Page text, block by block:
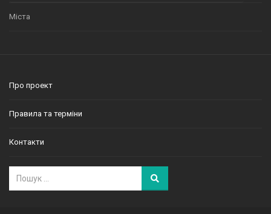
Міста
Про проект
Правила та терміни
Контакти